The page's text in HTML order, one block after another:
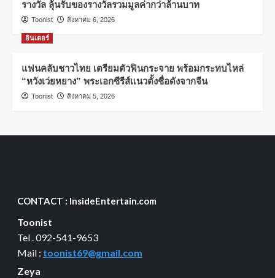
รางวัล ลุ้นรับของรางวัลรวมมูลค่ากว่าล้านบาท
Toonist สิงหาคม 6, 2026
อินเตอร์
แฟนคลับชาวไทย เตรียมตัวฟินกระจาย พร้อมกระทบไหล่
“หวังเว่ยหยาง” พระเอกซีรีส์แนวตั้งชื่อดังจากจีน
Toonist สิงหาคม 5, 2026
CONTACT : InsideEntertain.com
Toonist
Tel . 092-541-9653
Mail : toonist69@gmail.com
Zeya